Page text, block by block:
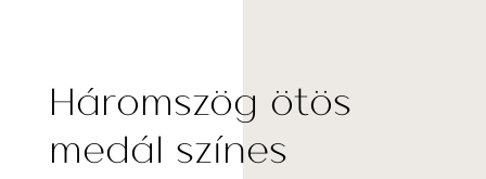
Háromszög ötös
medál színes